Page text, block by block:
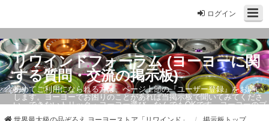
ログイン
リワインドフォーラム (ヨーヨーに関
する質問・交流の掲示板)
初めてご利用になられる方は、ページ上部の『ユーザー登録』をお願い
します。ヨーヨーでお困りのことがあれば当掲示板で聞いてみてくださ
い。できないトリック・ヨーヨー選び、なんでもOKです。ヨーヨーのプ